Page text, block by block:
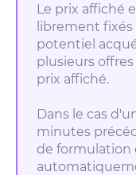
Le prix affiché
librement
potentiel
plusieurs
prix affiché.
Dans le cas
minutes
de formulation